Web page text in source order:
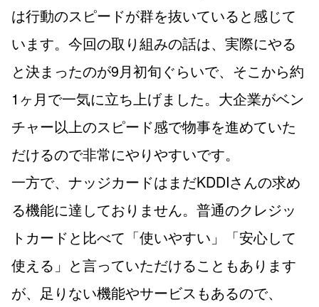
は行動のスピードが群を抜いていると感じて
います。今回の取り組みの話は、実際にやる
と決まったのが9月初旬ぐらいで、そこから約
1ヶ月で一気に立ち上げました。大企業がベン
チャー以上のスピード感で物事を進めていた
だけるので非常にやりやすいです。
一方で、ナッジカードはまだKDDIさんの求め
る機能に達しておりません。普通のクレジッ
トカードと比べて「使いやすい」「安心して
使える」と言っていただけることもあります
が、足りない機能やサービスもあるので、